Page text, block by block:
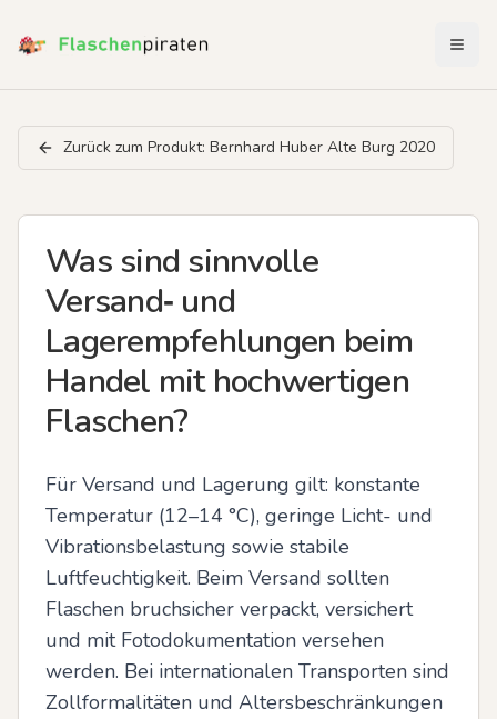
Zurück zum Produkt: Bernhard Huber Alte Burg 2020
Was sind sinnvolle
Versand‑ und
Lagerempfehlungen beim
Handel mit hochwertigen
Flaschen?
Für Versand und Lagerung gilt: konstante
Temperatur (12–14 °C), geringe Licht- und
Vibrationsbelastung sowie stabile
Luftfeuchtigkeit. Beim Versand sollten
Flaschen bruchsicher verpackt, versichert
und mit Fotodokumentation versehen
werden. Bei internationalen Transporten sind
Zollformalitäten und Altersbeschränkungen